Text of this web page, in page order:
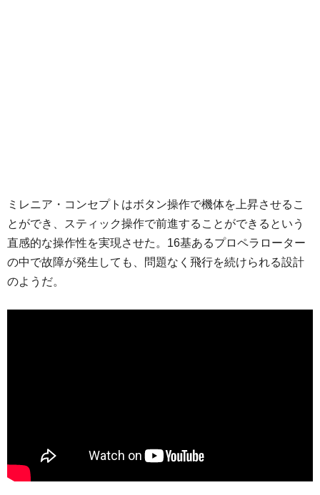
ミレニア・コンセプトはボタン操作で機体を上昇させるこ
とができ、スティック操作で前進することができるという
直感的な操作性を実現させた。16基あるプロペラローター
の中で故障が発生しても、問題なく飛行を続けられる設計
のようだ。